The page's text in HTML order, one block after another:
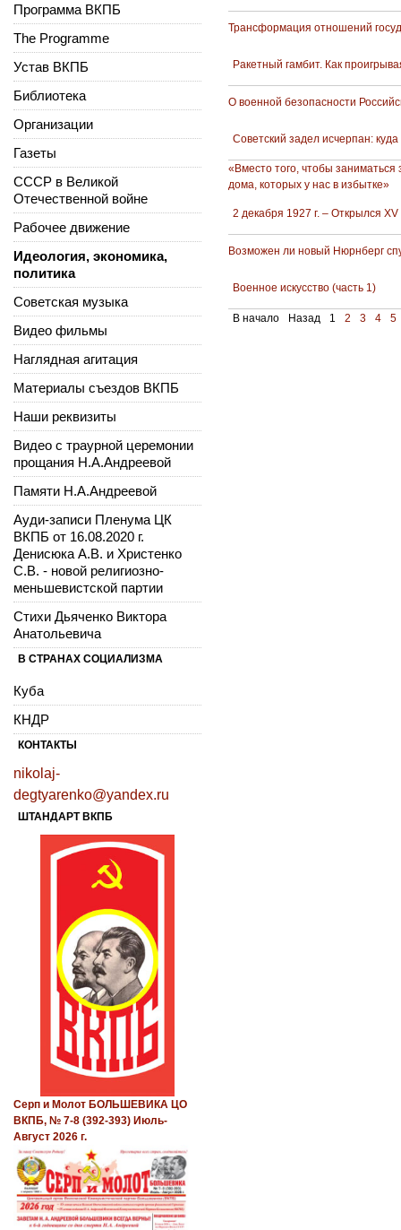
Трансформация отношений
Ракетный гамбит. Как
О военной безопасности
Советский задел исчерпан:
«Вместо того, чтобы
дома, которых у нас в избытке»
2 декабря 1927 г. – Открылся
Возможен ли новый Нюрнберг
Военное искусство (часть 1)
В начало Назад 1 2 3 4 5
Программа ВКПБ
The Programme
Устав ВКПБ
Библиотека
Организации
Газеты
СССР в Великой
Отечественной войне
Рабочее движение
Идеология, экономика,
политика
Советская музыка
Видео фильмы
Наглядная агитация
Материалы съездов ВКПБ
Наши реквизиты
Видео с траурной церемонии
прощания Н.А.Андреевой
Памяти Н.А.Андреевой
Ауди-записи Пленума ЦК
ВКПБ от 16.08.2020 г.
Денисюка А.В. и Христенко
С.В. - новой религиозно-
меньшевистской партии
Стихи Дьяченко Виктора
Анатольевича
В СТРАНАХ СОЦИАЛИЗМА
Куба
КНДР
КОНТАКТЫ
nikolaj-
degtyarenko@yandex.ru
ШТАНДАРТ ВКПБ
Серп и Молот БОЛЬШЕВИКА ЦО
ВКПБ, № 7-8 (392-393) Июль-
Август 2026 г.